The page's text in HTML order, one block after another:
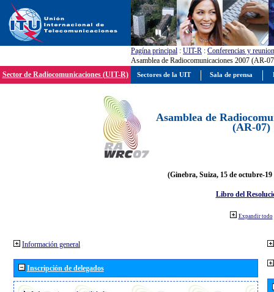
Pagína principal : UIT-R : Conferencias y
Asamblea de Radiocomunicaciones 2007 (AR-
Sector de Radiocomunicaciones (UIT-R)
Asamblea de
(AR-07)
(Ginebra, Suiza, 15 de octubre-19
Libro del
Expandir todo
Información general
Inscripción de delegados
Sectores de la UIT Sala de prensa